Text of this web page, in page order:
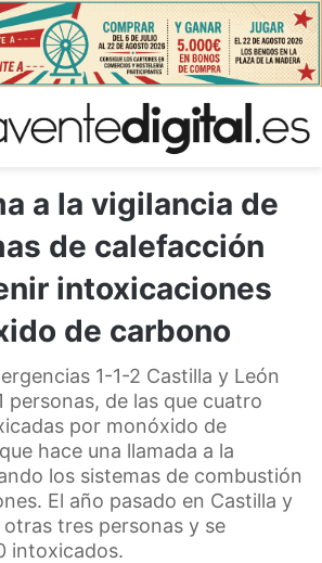
a la vigilancia de
de calefacción
intoxicaciones
de carbono
1-1-2 Castilla y León
personas, de las que cuatro
por monóxido de
hace una llamada a la
los sistemas de combustión
El año pasado en Castilla y
tres personas y se
intoxicados.